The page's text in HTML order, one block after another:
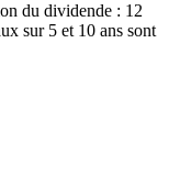
du dividende : 12
sur 5 et 10 ans sont